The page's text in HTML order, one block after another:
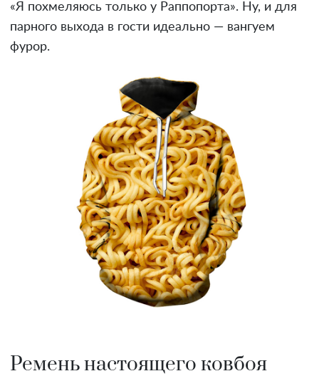
«Я похмеляюсь только у Раппопорта». Ну, и для
парного выхода в гости идеально — вангуем
фурор.
Ремень настоящего ковбоя